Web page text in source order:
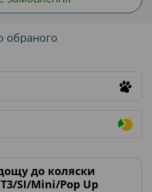
обраного
до коляски
SI/Mini/Pop Up